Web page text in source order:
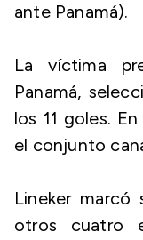
ante Panamá).
La víctima
Panamá,
los 11 goles.
el conjunto
Lineker
otros cuatro